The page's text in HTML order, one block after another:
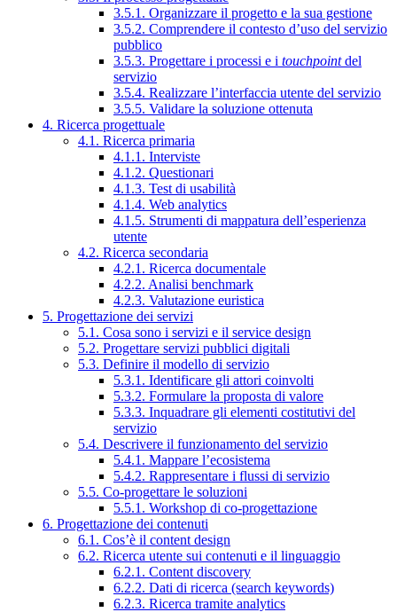
3.5.1. Organizzare il progetto e la sua gestione
3.5.2. Comprendere il contesto d’uso del servizio
pubblico
3.5.3. Progettare i processi e i touchpointdel
servizio
3.5.4. Realizzare l’interfaccia utente del servizio
3.5.5. Validare la soluzione ottenuta
4. Ricerca progettuale
4.1. Ricerca primaria
4.1.1. Interviste
4.1.2. Questionari
4.1.3. Test di usabilità
4.1.4. Web analytics
4.1.5. Strumenti di mappatura dell’esperienza
utente
4.2. Ricerca secondaria
4.2.1. Ricerca documentale
4.2.2. Analisi benchmark
4.2.3. Valutazione euristica
5. Progettazione dei servizi
5.1. Cosa sono i servizi e il service design
5.2. Progettare servizi pubblici digitali
5.3. Definire il modello di servizio
5.3.1. Identificare gli attori coinvolti
5.3.2. Formulare la proposta di valore
5.3.3. Inquadrare gli elementi costitutivi del
servizio
5.4. Descrivere il funzionamento del servizio
5.4.1. Mappare l’ecosistema
5.4.2. Rappresentare i flussi di servizio
5.5. Co-progettare le soluzioni
5.5.1. Workshop di co-progettazione
6. Progettazione dei contenuti
6.1. Cos’è il content design
6.2. Ricerca utente sui contenuti e il linguaggio
6.2.1. Content discovery
6.2.2. Dati di ricerca (search keywords)
6.2.3. Ricerca tramite analytics